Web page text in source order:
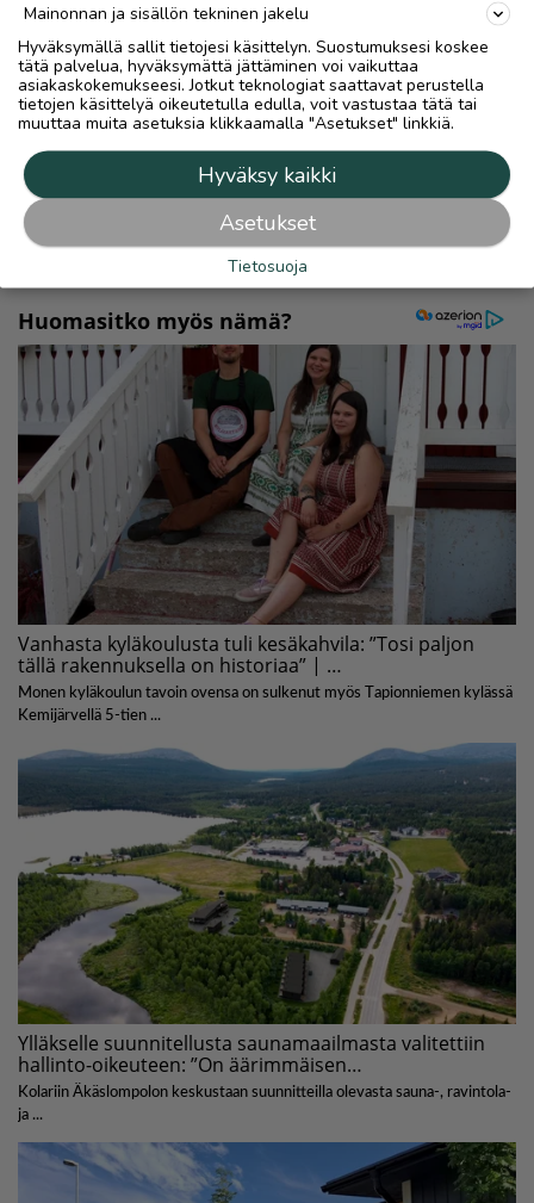
Lue myös
Mainonnan ja sisällön tekninen jakelu
Hyväksymällä sallit tietojesi käsittelyn. Suostumuksesi koskee
tätä palvelua, hyväksymättä jättäminen voi vaikuttaa
asiakaskokemukseesi. Jotkut teknologiat saattavat perustella
tietojen käsittelyä oikeutetulla edulla, voit vastustaa tätä tai
muuttaa muita asetuksia klikkaamalla "Asetukset" linkkiä.
Hyväksy kaikki
Asetukset
Tietosuoja